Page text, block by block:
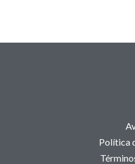
Política